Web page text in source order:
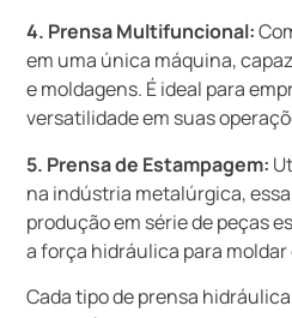
4. Prensa Multifuncional:
em uma única máquina,
e moldagens. É ideal para
versatilidade em suas
5. Prensa de Estampagem:
na indústria metalúrgica,
produção em série de peças
a força hidráulica para moldar
Cada tipo de prensa